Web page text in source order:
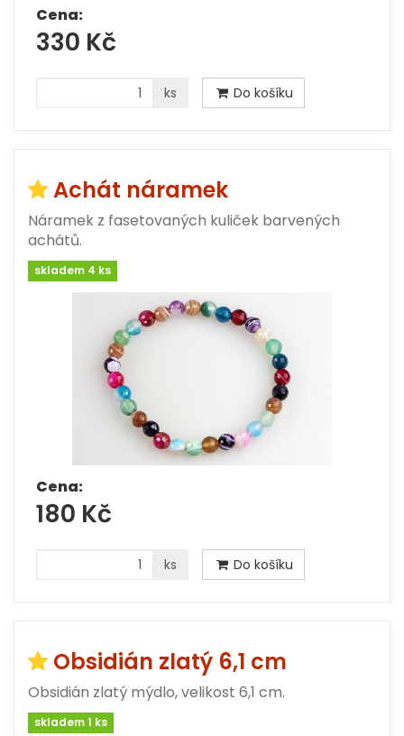
Cena:
330 Kč
ks Do košíku
Achát náramek
Náramek z fasetovaných kuliček barvených
achátů.
skladem 4 ks
Cena:
180 Kč
ks Do košíku
Obsidián zlatý 6,1 cm
Obsidián zlatý mýdlo, velikost 6,1 cm.
skladem 1 ks